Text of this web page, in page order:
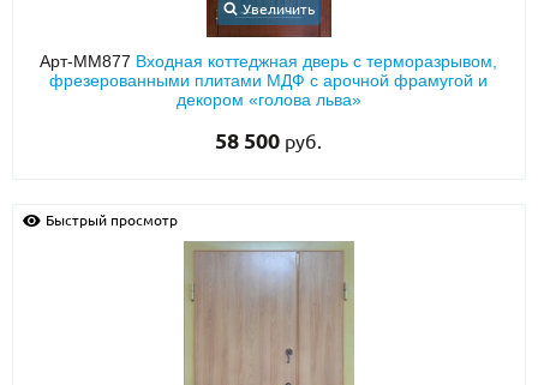
Увеличить
Арт-ММ877 Входная коттеджная дверь с терморазрывом,
фрезерованными плитами МДФ с арочной фрамугой и
декором «голова льва»
58 500 руб.
Быстрый просмотр